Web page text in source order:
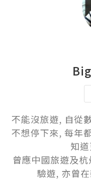
不能沒旅遊, 自從
不想停下來, 每年
知
曾應中國旅遊及
驗遊, 亦曾